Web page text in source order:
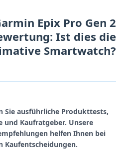
Epix Pro Gen 2
Ist dies die
Smartwatch?
Sie ausführliche Produkttests,
und Kaufratgeber. Unsere
helfen Ihnen bei
Kaufentscheidungen.